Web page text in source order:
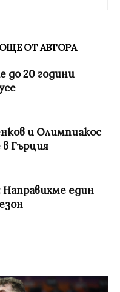
ОЩЕ ОТ АВТОРА
до 20 години
и Олимпиакос
Гърция
Направихме един